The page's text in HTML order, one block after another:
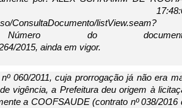
ConsultaDocumento/listView.seam?
Número do
2015, ainda em vigor.
060/2011, cuja prorrogação já não era
vigência, a Prefeitura deu origem à
a COOFSAUDE (contrato nº 038/2016